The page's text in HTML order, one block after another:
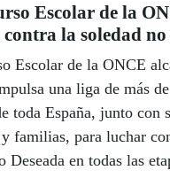
Escolar de la
la soledad no
Escolar de la ONCE
una liga de más
toda España, junto con
familias, para luchar
Deseada en todas las